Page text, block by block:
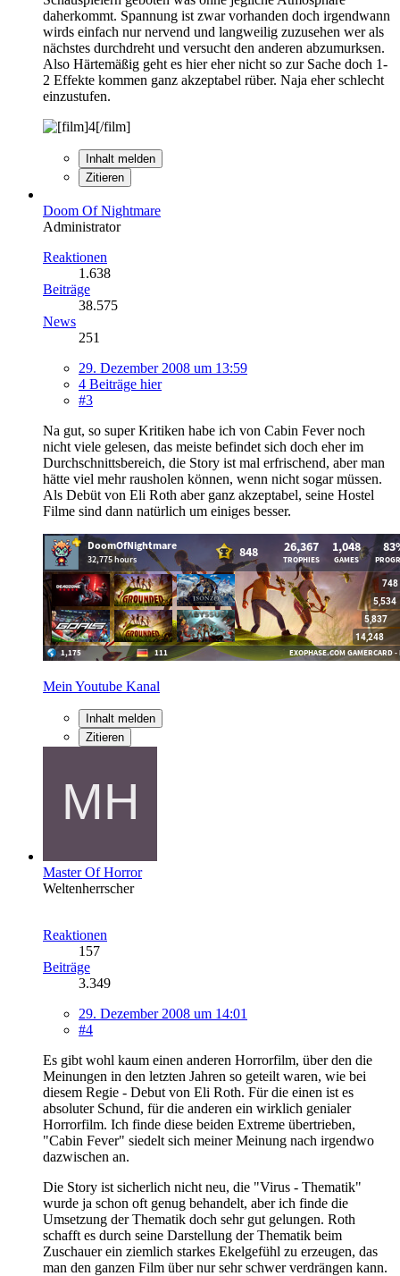
daherkommt. Spannung ist zwar vorhanden doch irgendwann
wirds einfach nur nervend und langweilig zuzusehen wer als
nächstes durchdreht und versucht den anderen abzumurksen.
Also Härtemäßig geht es hier eher nicht so zur Sache doch 1-
2 Effekte kommen ganz akzeptabel rüber. Naja eher schlecht
einzustufen.
Inhalt melden
Zitieren
Doom Of Nightmare
Administrator
Reaktionen
1.638
Beiträge
38.575
News
251
29. Dezember 2008 um 13:59
4 Beiträge hier
#3
Na gut, so super Kritiken habe ich von Cabin Fever noch
nicht viele gelesen, das meiste befindet sich doch eher im
Durchschnittsbereich, die Story ist mal erfrischend, aber man
hätte viel mehr rausholen können, wenn nicht sogar müssen.
Als Debüt von Eli Roth aber ganz akzeptabel, seine Hostel
Filme sind dann natürlich um einiges besser.
Mein Youtube Kanal
Inhalt melden
Zitieren
Master Of Horror
Weltenherrscher
Reaktionen
157
Beiträge
3.349
29. Dezember 2008 um 14:01
#4
Es gibt wohl kaum einen anderen Horrorfilm, über den die
Meinungen in den letzten Jahren so geteilt waren, wie bei
diesem Regie - Debut von Eli Roth. Für die einen ist es
absoluter Schund, für die anderen ein wirklich genialer
Horrorfilm. Ich finde diese beiden Extreme übertrieben,
"Cabin Fever" siedelt sich meiner Meinung nach irgendwo
dazwischen an.
Die Story ist sicherlich nicht neu, die "Virus - Thematik"
wurde ja schon oft genug behandelt, aber ich finde die
Umsetzung der Thematik doch sehr gut gelungen. Roth
schafft es durch seine Darstellung der Thematik beim
Zuschauer ein ziemlich starkes Ekelgefühl zu erzeugen, das
man den ganzen Film über nur sehr schwer verdrängen kann.